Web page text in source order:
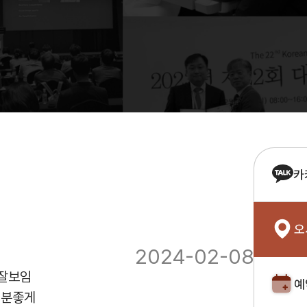
카
2024-02-08
보임
좋게